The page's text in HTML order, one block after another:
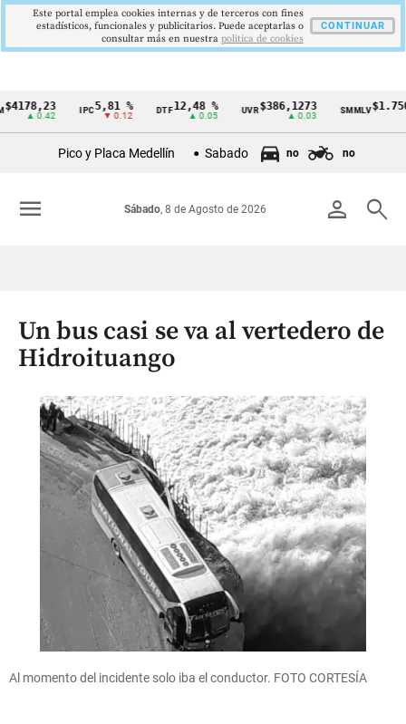
Cintillo
Colombia
0.42
IPC 5,81 %
▼ 0.12
DTF 12,48 %
▲ 0.05
UVR $386,1273
▲ 0.03
SMMLV$1.750.905
Pico y Placa Medellín Sabado no no
person search
Sábado, 8 de Agosto de 2026
menu
Un bus casi se va al vertedero de
Hidroituango
Al momento del incidente solo iba el conductor. FOTO CORTESÍA
Este portal emplea cookies internas y de terceros con fines
estadísticos, funcionales y publicitarios. Puede aceptarlas o
consultar más en nuestra politica de cookies
CONTINUAR